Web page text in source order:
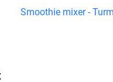
Smoothie mixer -